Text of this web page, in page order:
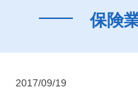
保険
2017/09/19